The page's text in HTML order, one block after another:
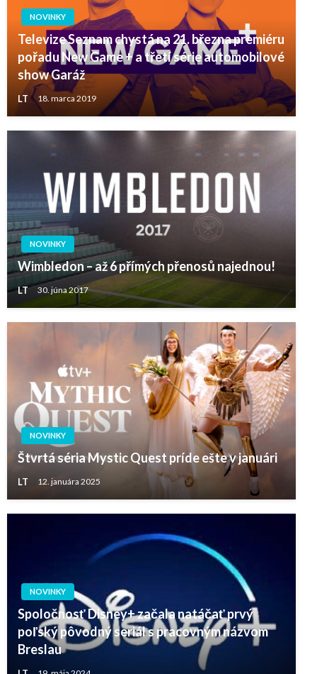
NOVINKY
Televize Seznam chystá na 21. března premiéru
pořadu New Game + a třetí série automobilové
show Garáž
LT 18. marca 2019
NOVINKY
Wimbledon – až 6 přímých přenosů najednou!
LT 30. júna 2017
NOVINKY
Štvrtá séria Mystic Quest príde ešte v januári
LT 12. januára 2025
NOVINKY
Spoločnosť Disney+ začala natáčať prvý
poľský pôvodný seriál s pracovným názvom
Breslau